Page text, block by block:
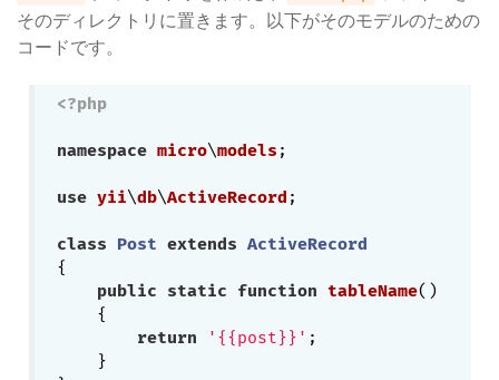
そのディレクトリに置きます。以下がそのモデルのための
コードです。
<?php
namespace micro\models ;
use yii\db\ActiveRecord ;
class Post extends ActiveRecord
{
public
static function tableName()
{
return
'{{post}}' ;
    }